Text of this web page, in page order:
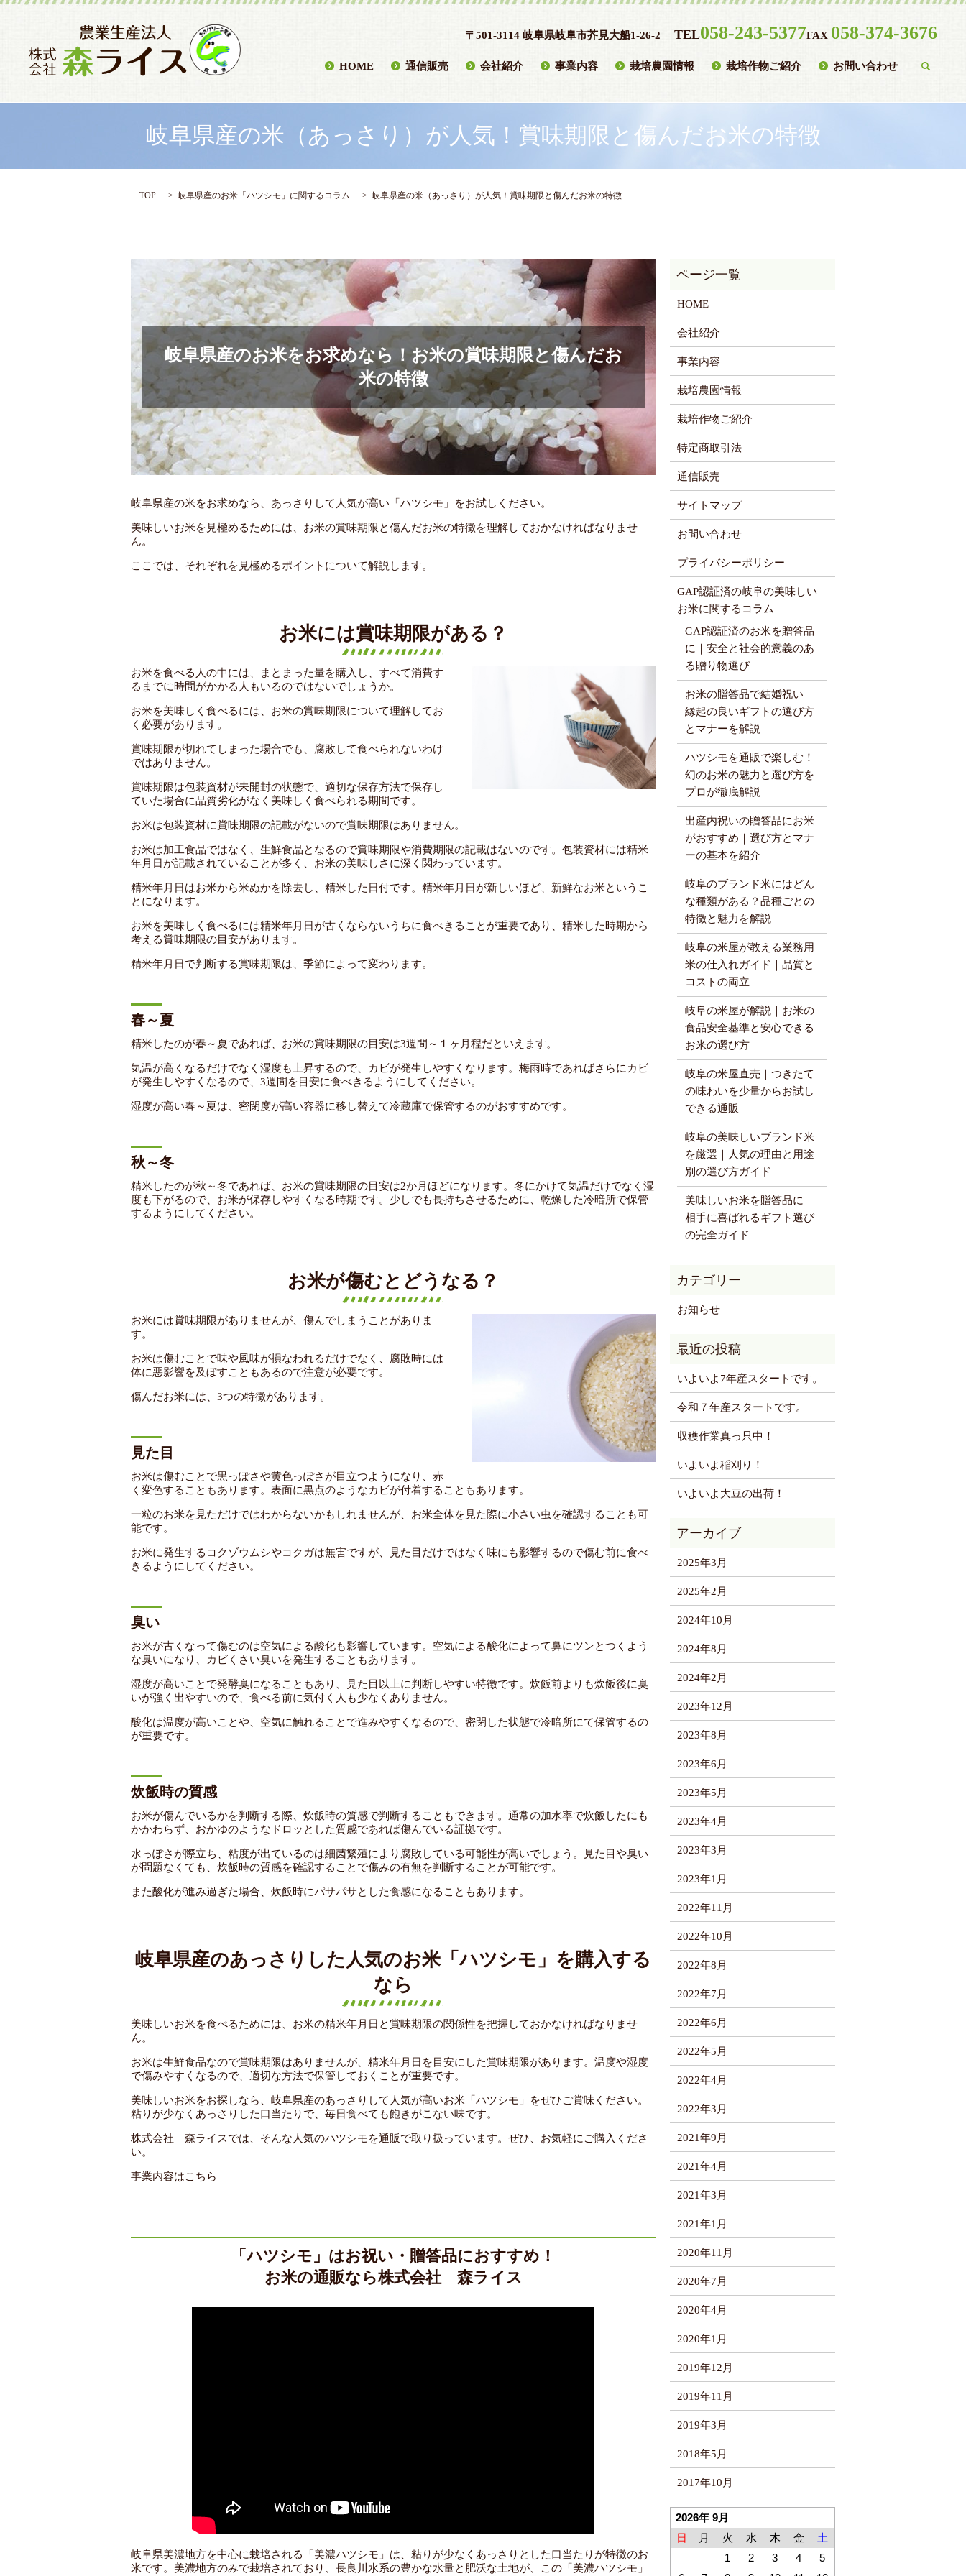
〒501-3114 岐阜県岐阜市芥見大船1-26-2 TEL058-243-5377FAX 058-374-3676
HOME 通信販売 会社紹介 事業内容 栽培農園情報 栽培作物ご紹介 お問い合わせ
岐阜県産の米（あっさり）が人気！賞味期限と傷んだお米の特徴
TOP 岐阜県産のお米「ハツシモ」に関するコラム 岐阜県産の米（あっさり）が人気！賞味期限と傷んだお米の特徴
岐阜県産のお米をお求めなら！お米の賞味期限と傷んだお
米の特徴
岐阜県産の米をお求めなら、あっさりして人気が高い「ハツシモ」をお試しください。
美味しいお米を見極めるためには、お米の賞味期限と傷んだお米の特徴を理解しておかなければなりませ
ん。
ここでは、それぞれを見極めるポイントについて解説します。
お米には賞味期限がある？
お米を食べる人の中には、まとまった量を購入し、すべて消費す
るまでに時間がかかる人もいるのではないでしょうか。
お米を美味しく食べるには、お米の賞味期限について理解してお
く必要があります。
賞味期限が切れてしまった場合でも、腐敗して食べられないわけ
ではありません。
賞味期限は包装資材が未開封の状態で、適切な保存方法で保存し
ていた場合に品質劣化がなく美味しく食べられる期間です。
お米は包装資材に賞味期限の記載がないので賞味期限はありません。
お米は加工食品ではなく、生鮮食品となるので賞味期限や消費期限の記載はないのです。包装資材には精米
年月日が記載されていることが多く、お米の美味しさに深く関わっています。
精米年月日はお米から米ぬかを除去し、精米した日付です。精米年月日が新しいほど、新鮮なお米というこ
とになります。
お米を美味しく食べるには精米年月日が古くならないうちに食べきることが重要であり、精米した時期から
考える賞味期限の目安があります。
精米年月日で判断する賞味期限は、季節によって変わります。
春～夏
精米したのが春～夏であれば、お米の賞味期限の目安は3週間～１ヶ月程だといえます。
気温が高くなるだけでなく湿度も上昇するので、カビが発生しやすくなります。梅雨時であればさらにカビ
が発生しやすくなるので、3週間を目安に食べきるようにしてください。
湿度が高い春～夏は、密閉度が高い容器に移し替えて冷蔵庫で保管するのがおすすめです。
秋～冬
精米したのが秋～冬であれば、お米の賞味期限の目安は2か月ほどになります。冬にかけて気温だけでなく湿
度も下がるので、お米が保存しやすくなる時期です。少しでも長持ちさせるために、乾燥した冷暗所で保管
するようにしてください。
お米が傷むとどうなる？
お米には賞味期限がありませんが、傷んでしまうことがありま
す。
お米は傷むことで味や風味が損なわれるだけでなく、腐敗時には
体に悪影響を及ぼすこともあるので注意が必要です。
傷んだお米には、3つの特徴があります。
見た目
お米は傷むことで黒っぽさや黄色っぽさが目立つようになり、赤
く変色することもあります。表面に黒点のようなカビが付着することもあります。
一粒のお米を見ただけではわからないかもしれませんが、お米全体を見た際に小さい虫を確認することも可
能です。
お米に発生するコクゾウムシやコクガは無害ですが、見た目だけではなく味にも影響するので傷む前に食べ
きるようにしてください。
臭い
お米が古くなって傷むのは空気による酸化も影響しています。空気による酸化によって鼻にツンとつくよう
な臭いになり、カビくさい臭いを発生することもあります。
湿度が高いことで発酵臭になることもあり、見た目以上に判断しやすい特徴です。炊飯前よりも炊飯後に臭
いが強く出やすいので、食べる前に気付く人も少なくありません。
酸化は温度が高いことや、空気に触れることで進みやすくなるので、密閉した状態で冷暗所にて保管するの
が重要です。
炊飯時の質感
お米が傷んでいるかを判断する際、炊飯時の質感で判断することもできます。通常の加水率で炊飯したにも
かかわらず、おかゆのようなドロッとした質感であれば傷んでいる証拠です。
水っぽさが際立ち、粘度が出ているのは細菌繁殖により腐敗している可能性が高いでしょう。見た目や臭い
が問題なくても、炊飯時の質感を確認することで傷みの有無を判断することが可能です。
また酸化が進み過ぎた場合、炊飯時にパサパサとした食感になることもあります。
岐阜県産のあっさりした人気のお米「ハツシモ」を購入する
なら
美味しいお米を食べるためには、お米の精米年月日と賞味期限の関係性を把握しておかなければなりませ
ん。
お米は生鮮食品なので賞味期限はありませんが、精米年月日を目安にした賞味期限があります。温度や湿度
で傷みやすくなるので、適切な方法で保管しておくことが重要です。
美味しいお米をお探しなら、岐阜県産のあっさりして人気が高いお米「ハツシモ」をぜひご賞味ください。
粘りが少なくあっさりした口当たりで、毎日食べても飽きがこない味です。
株式会社 森ライスでは、そんな人気のハツシモを通販で取り扱っています。ぜひ、お気軽にご購入くださ
い。
事業内容はこちら
「ハツシモ」はお祝い・贈答品におすすめ！
お米の通販なら株式会社 森ライス
岐阜県美濃地方を中心に栽培される「美濃ハツシモ」は、粘りが少なくあっさりとした口当たりが特徴のお
米です。美濃地方のみで栽培されており、長良川水系の豊かな水量と肥沃な土地が、この「美濃ハツシモ」
HOME
会社紹介
事業内容
栽培農園情報
栽培作物ご紹介
特定商取引法
通信販売
サイトマップ
お問い合わせ
プライバシーポリシー
GAP認証済の岐阜の美味しい
お米に関するコラム
GAP認証済のお米を贈答品
に｜安全と社会的意義のあ
る贈り物選び
お米の贈答品で結婚祝い｜
縁起の良いギフトの選び方
とマナーを解説
ハツシモを通販で楽しむ！
幻のお米の魅力と選び方を
プロが徹底解説
出産内祝いの贈答品にお米
がおすすめ｜選び方とマナ
ーの基本を紹介
岐阜のブランド米にはどん
な種類がある？品種ごとの
特徴と魅力を解説
岐阜の米屋が教える業務用
米の仕入れガイド｜品質と
コストの両立
岐阜の米屋が解説｜お米の
食品安全基準と安心できる
お米の選び方
岐阜の米屋直売｜つきたて
の味わいを少量からお試し
できる通販
岐阜の美味しいブランド米
を厳選｜人気の理由と用途
別の選び方ガイド
美味しいお米を贈答品に｜
相手に喜ばれるギフト選び
の完全ガイド
お知らせ
いよいよ7年産スタートです。
令和７年産スタートです。
収穫作業真っ只中！
いよいよ稲刈り！
いよいよ大豆の出荷！
2025年3月
2025年2月
2024年10月
2024年8月
2024年2月
2023年12月
2023年8月
2023年6月
2023年5月
2023年4月
2023年3月
2023年1月
2022年11月
2022年10月
2022年8月
2022年7月
2022年6月
2022年5月
2022年4月
2022年3月
2021年9月
2021年4月
2021年3月
2021年1月
2020年11月
2020年7月
2020年4月
2020年1月
2019年12月
2019年11月
2019年3月
2018年5月
2017年10月
2026年 9月
日
月 火 水 木 金
土
1
2 3 4
5